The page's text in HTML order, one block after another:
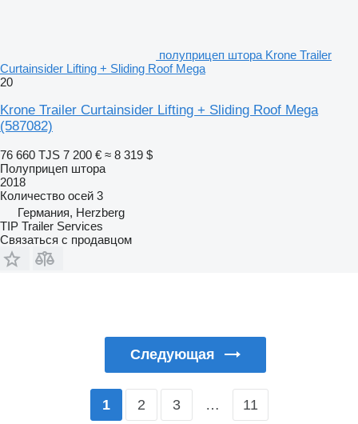
полуприцеп штора Krone Trailer
Curtainsider Lifting + Sliding Roof Mega
20
Krone Trailer Curtainsider Lifting + Sliding Roof Mega
(587082)
76 660 TJS 7 200 € ≈ 8 319 $
Полуприцеп штора
2018
Количество осей 3
Германия, Herzberg
TIP Trailer Services
Связаться с продавцом
Следующая
1 2 3 … 11